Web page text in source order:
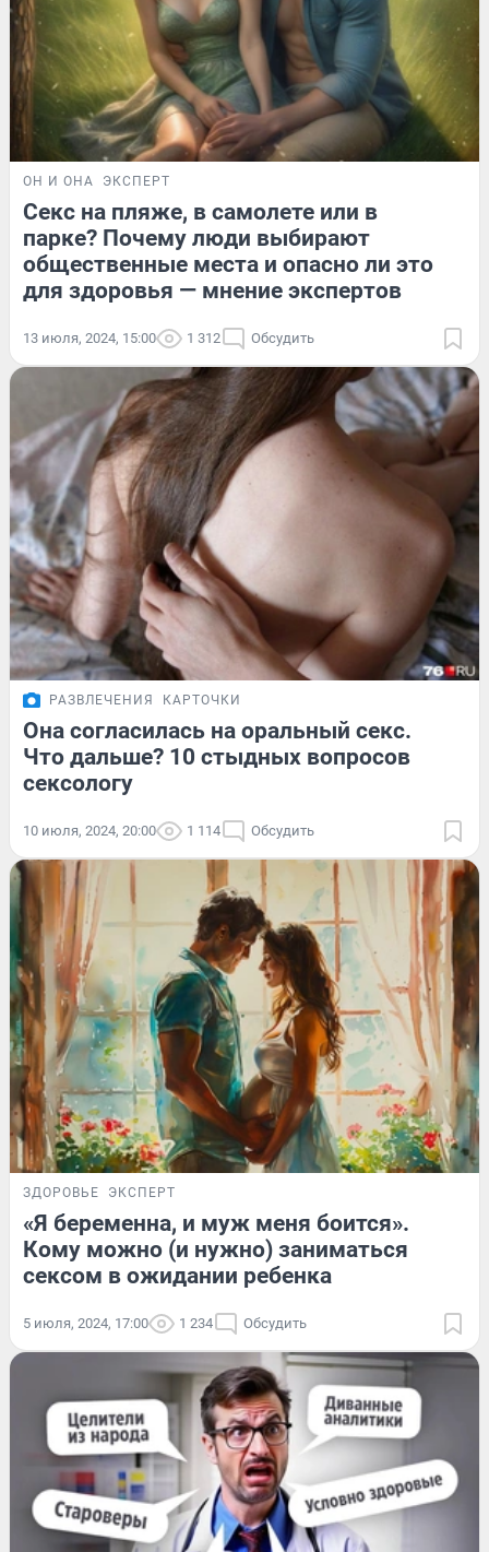
ОН И ОНА ЭКСПЕРТ
Секс на пляже, в самолете или в
парке? Почему люди выбирают
общественные места и опасно ли это
для здоровья — мнение экспертов
13 июля, 2024, 15:00 1 312 Обсудить
РАЗВЛЕЧЕНИЯ КАРТОЧКИ
Она согласилась на оральный секс.
Что дальше? 10 стыдных вопросов
сексологу
10 июля, 2024, 20:00 1 114 Обсудить
ЗДОРОВЬЕ ЭКСПЕРТ
«Я беременна, и муж меня боится».
Кому можно (и нужно) заниматься
сексом в ожидании ребенка
5 июля, 2024, 17:00 1 234 Обсудить